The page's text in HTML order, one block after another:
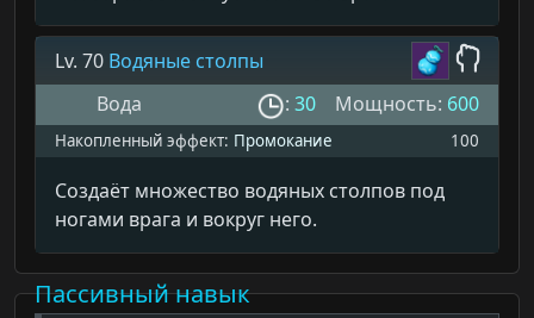
Lv. 70 Водяные столпы
Вода
: 30 Мощность: 600
Накопленный эффект: Промокание 100
Создаёт множество водяных столпов под
ногами врага и вокруг него.
Пассивный навык